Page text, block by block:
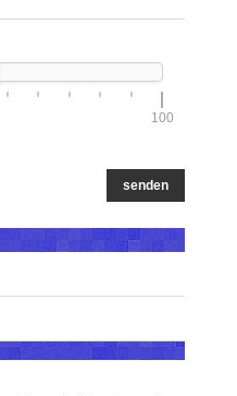
100
senden